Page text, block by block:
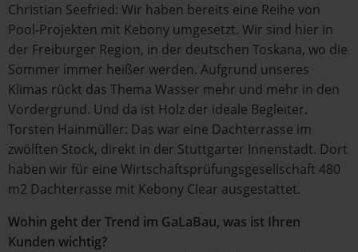
Christian Seefried: Wir haben bereits eine Reihe von
Pool-Projekten mit Kebony umgesetzt. Wir sind hier in
der Freiburger Region, in der deutschen Toskana, wo die
Sommer immer heißer werden. Aufgrund unseres
Klimas rückt das Thema Wasser mehr und mehr in den
Vordergrund. Und da ist Holz der ideale Begleiter.
Torsten Hainmüller: Das war eine Dachterrasse im
zwölften Stock, direkt in der Stuttgarter Innenstadt. Dort
haben wir für eine Wirtschaftsprüfungsgesellschaft 480
m2 Dachterrasse mit Kebony Clear ausgestattet.
Wohin geht der Trend im GaLaBau, was ist Ihren
Kunden wichtig?